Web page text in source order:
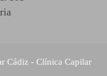
Cádiz - Clínica Capilar